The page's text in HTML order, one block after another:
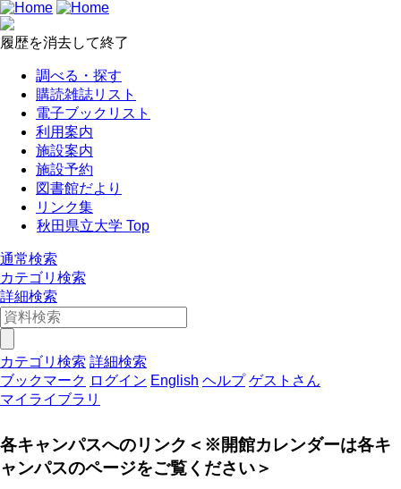
履歴を消去して終了
調べる・探す
購読雑誌リスト
電子ブックリスト
利用案内
施設案内
施設予約
図書館だより
リンク集
秋田県立大学 Top
通常検索
カテゴリ検索
詳細検索
カテゴリ検索 詳細検索
ブックマーク ログイン English ヘルプ ゲストさん
マイライブラリ
各キャンパスへのリンク＜※開館カレンダーは各キ
ャンパスのページをご覧ください＞